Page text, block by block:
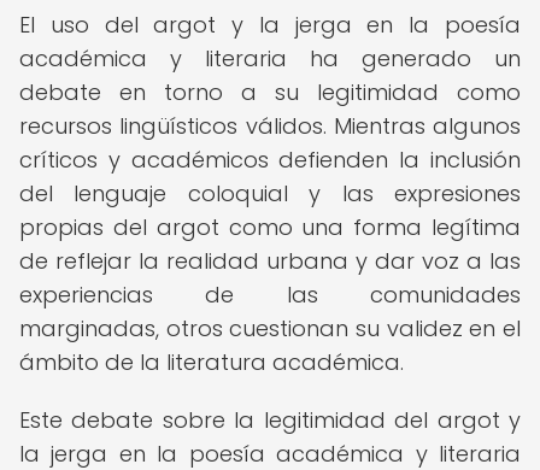
El uso del argot y la jerga en la poesía
académica y literaria ha generado un
debate en torno a su legitimidad como
recursos lingüísticos válidos. Mientras algunos
críticos y académicos defienden la inclusión
del lenguaje coloquial y las expresiones
propias del argot como una forma legítima
de reflejar la realidad urbana y dar voz a las
experiencias de las comunidades
marginadas, otros cuestionan su validez en el
ámbito de la literatura académica.
Este debate sobre la legitimidad del argot y
la jerga en la poesía académica y literaria